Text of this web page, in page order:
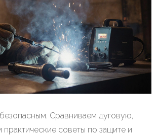
Сравниваем дуговую,
советы по защите и